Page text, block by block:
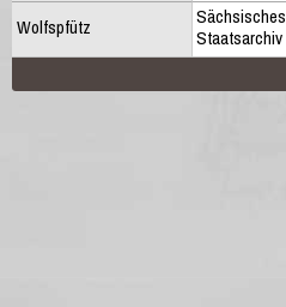
Wolfspfütz
Sächsisches
Staatsarchiv